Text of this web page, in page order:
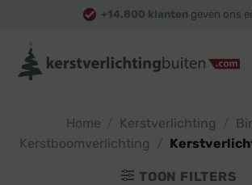
content
+14.800 klanten geven ons
Home Kerstverlichting
Kerstboomverlichting
TOON FILTERS